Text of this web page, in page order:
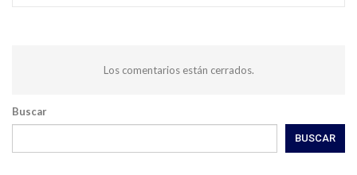
Los comentarios están cerrados.
Buscar
BUSCAR